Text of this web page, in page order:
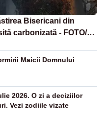
Bisericani din
carbonizată - FOTO/
Maicii Domnului
2026. O zi a deciziilor
Vezi zodiile vizate